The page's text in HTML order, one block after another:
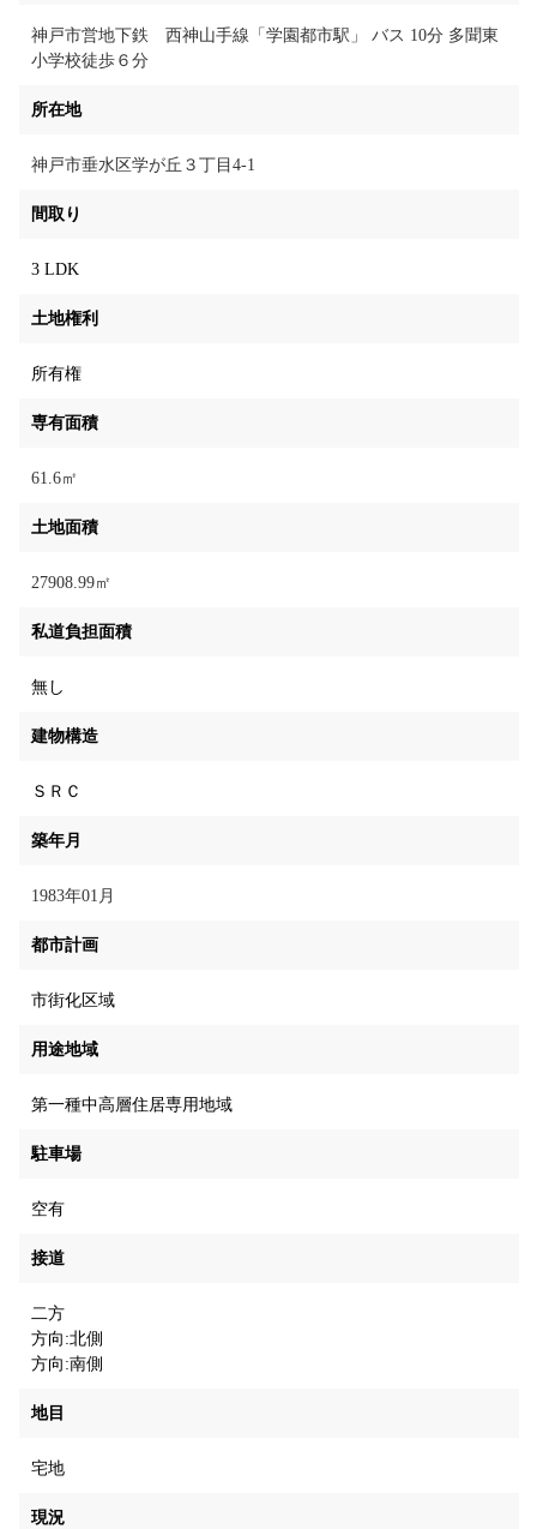
神戸市営地下鉄 西神山手線「学園都市駅」 バス 10分 多聞東
小学校徒歩６分
所在地
神戸市垂水区学が丘３丁目4-1
間取り
3 LDK
土地権利
所有権
専有面積
61.6㎡
土地面積
27908.99㎡
私道負担面積
無し
建物構造
ＳＲＣ
築年月
1983年01月
都市計画
市街化区域
用途地域
第一種中高層住居専用地域
駐車場
空有
接道
二方
方向:北側
方向:南側
地目
宅地
現況